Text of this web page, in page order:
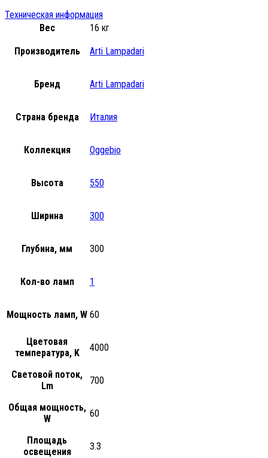
Техническая информация
Вес
16 кг
Производитель Arti Lampadari
Бренд Arti Lampadari
Страна бренда Италия
Коллекция Oggebio
Высота 550
Ширина 300
Глубина, мм 300
Кол-во ламп 1
Мощность ламп, W 60
Цветовая
температура, K
4000
Световой поток,
Lm
700
Общая мощность,
W
60
Площадь
освещения
3.3